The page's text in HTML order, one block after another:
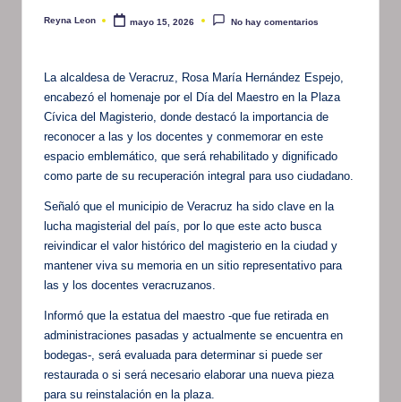
Publicado
Reyna Leon mayo 15, 2026 No hay comentarios
La alcaldesa de Veracruz, Rosa María Hernández Espejo,
encabezó el homenaje por el Día del Maestro en la Plaza
Cívica del Magisterio, donde destacó la importancia de
reconocer a las y los docentes y conmemorar en este
espacio emblemático, que será rehabilitado y dignificado
como parte de su recuperación integral para uso ciudadano.
Señaló que el municipio de Veracruz ha sido clave en la
lucha magisterial del país, por lo que este acto busca
reivindicar el valor histórico del magisterio en la ciudad y
mantener viva su memoria en un sitio representativo para
las y los docentes veracruzanos.
Informó que la estatua del maestro -que fue retirada en
administraciones pasadas y actualmente se encuentra en
bodegas-, será evaluada para determinar si puede ser
restaurada o si será necesario elaborar una nueva pieza
para su reinstalación en la plaza.